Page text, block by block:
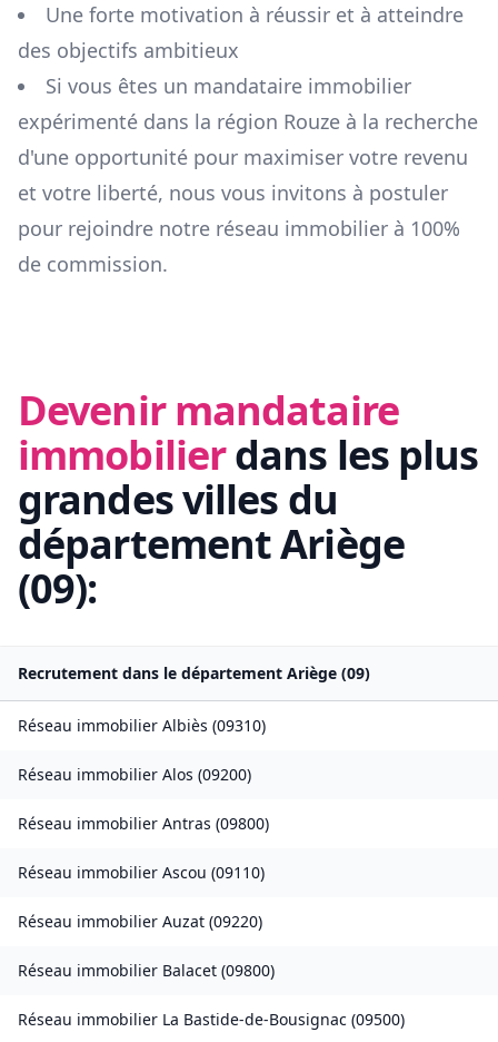
Une forte motivation à réussir et à atteindre
des objectifs ambitieux
Si vous êtes un mandataire immobilier
expérimenté dans la région Rouze à la recherche
d'une opportunité pour maximiser votre revenu
et votre liberté, nous vous invitons à postuler
pour rejoindre notre réseau immobilier à 100%
de commission.
Devenir mandataire
immobilierdans les plus
grandes villes du
départementAriège
(09):
Recrutement dans le département Ariège (09)
Réseau immobilier Albiès (09310)
Réseau immobilier Alos (09200)
Réseau immobilier Antras (09800)
Réseau immobilier Ascou (09110)
Réseau immobilier Auzat (09220)
Réseau immobilier Balacet (09800)
Réseau immobilier La Bastide-de-Bousignac (09500)